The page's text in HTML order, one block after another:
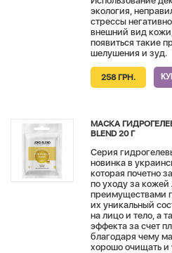
экология,
стрессы
внешний вид кожи,
появиться такие
шелушения и зуд.
258 ГРН.
МАСКА
BLEND 20 Г
Серия
новинка в
которая почетно
по уходу за
преимуществами
их уникальный
на лицо и тело, а
эффекта за счет
благодаря чему
хорошо очищать и